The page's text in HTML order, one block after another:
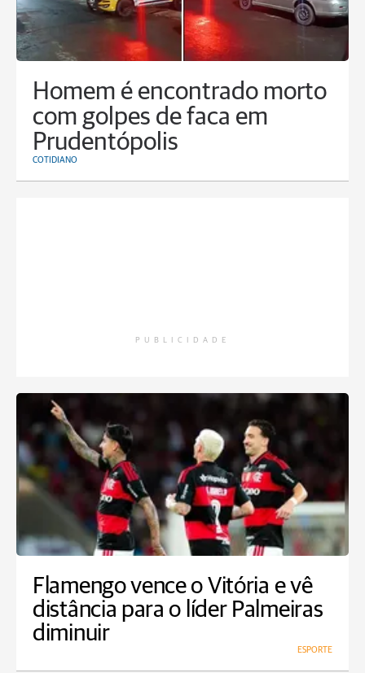
Homem é encontrado morto
com golpes de faca em
Prudentópolis
COTIDIANO
PUBLICIDADE
Flamengo vence o Vitória e vê
distância para o líder Palmeiras
diminuir
ESPORTE